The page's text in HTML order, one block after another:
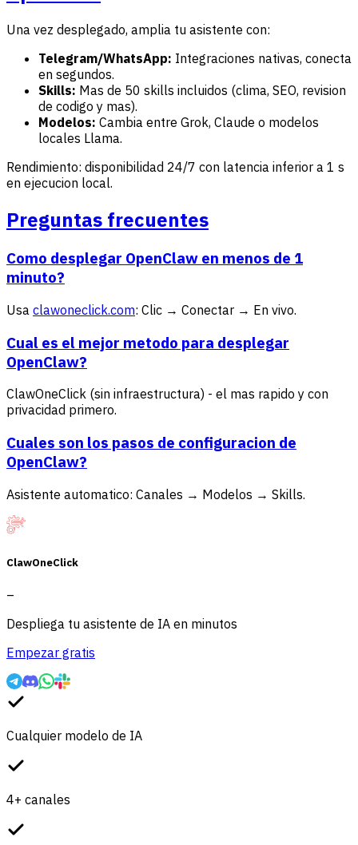
Una vez desplegado, amplia tu asistente con:
Telegram/WhatsApp: Integraciones nativas, conecta
en segundos.
Skills: Mas de 50 skills incluidos (clima, SEO, revision
de codigo y mas).
Modelos: Cambia entre Grok, Claude o modelos
locales Llama.
Rendimiento: disponibilidad 24/7 con latencia inferior a 1 s
en ejecucion local.
Preguntas frecuentes
Como desplegar OpenClaw en menos de 1
minuto?
Usa clawoneclick.com: Clic → Conectar → En vivo.
Cual es el mejor metodo para desplegar
OpenClaw?
ClawOneClick (sin infraestructura) - el mas rapido y con
privacidad primero.
Cuales son los pasos de configuracion de
OpenClaw?
Asistente automatico: Canales → Modelos → Skills.
ClawOneClick
–
Despliega tu asistente de IA en minutos
Empezar gratis
Cualquier modelo de IA
4+ canales